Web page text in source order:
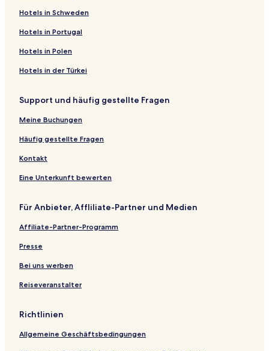
Hotels in Schweden
Hotels in Portugal
Hotels in Polen
Hotels in der Türkei
Support und häufig gestellte Fragen
Meine Buchungen
Häufig gestellte Fragen
Kontakt
Eine Unterkunft bewerten
Für Anbieter, Affliliate-Partner und Medien
Affiliate-Partner-Programm
Presse
Bei uns werben
Reiseveranstalter
Richtlinien
Allgemeine Geschäftsbedingungen